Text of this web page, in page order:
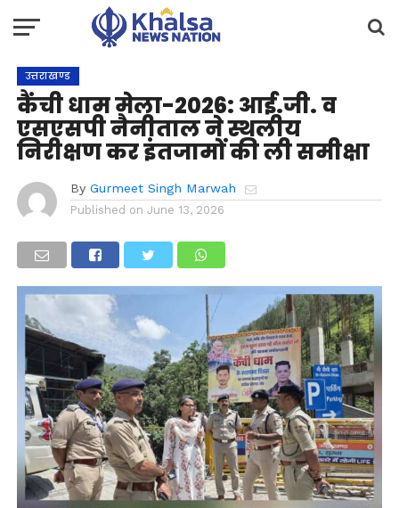
उत्तराखण्ड
कैंची धाम मेला-2026: आई.जी. व
एसएसपी नैनीताल ने स्थलीय
निरीक्षण कर इंतजामों की ली समीक्षा
By Gurmeet Singh Marwah
Published on June 13, 2026